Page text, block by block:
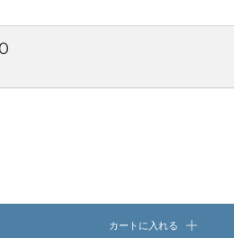
カートに入れる